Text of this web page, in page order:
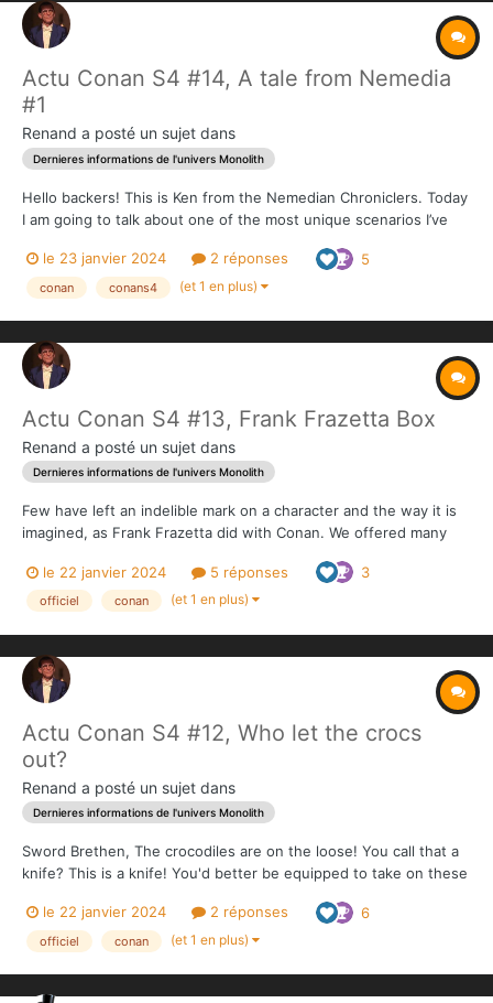
Actu Conan S4 #14, A tale from Nemedia
#1
Renand a posté un sujet dans
Dernieres informations de l'univers Monolith
Hello backers! This is Ken from the Nemedian Chroniclers. Today
I am going to talk about one of the most unique scenarios I’ve
Expansion. I wanted to create a scenario that offered a different
gameplay experience each time the players...
le 23 janvier 2024 2 réponses 5
conan conans4 (et 1 en plus)
Actu Conan S4 #13, Frank Frazetta Box
Renand a posté un sujet dans
Dernieres informations de l'univers Monolith
Few have left an indelible mark on a character and the way it is
imagined, as Frank Frazetta did with Conan. We offered many
had the opportunity to showcase this phenomenal artist. So we
are very proud to present the Frank Frazetta B...
le 22 janvier 2024 5 réponses 3
officiel conan (et 1 en plus)
Actu Conan S4 #12, Who let the crocs
out?
Renand a posté un sujet dans
Dernieres informations de l'univers Monolith
Sword Brethen, The crocodiles are on the loose! You call that a
knife? This is a knife! You'd better be equipped to take on these
untouchable skill. With 4 base movement points, they'll be able
to deploy rapidly towards he...
le 22 janvier 2024 2 réponses 6
officiel conan (et 1 en plus)